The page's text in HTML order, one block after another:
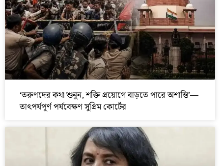
‘তরুণদের কথা শুনুন, শক্তি প্রয়োগে বাড়তে পারে অশান্তি’—
তাৎপর্যপূর্ণ পর্যবেক্ষণ সুপ্রিম কোর্টের